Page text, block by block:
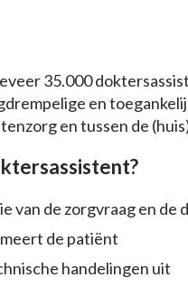
35.000
en
en tussen de
van de zorgvraag en
de patiënt
handelingen uit